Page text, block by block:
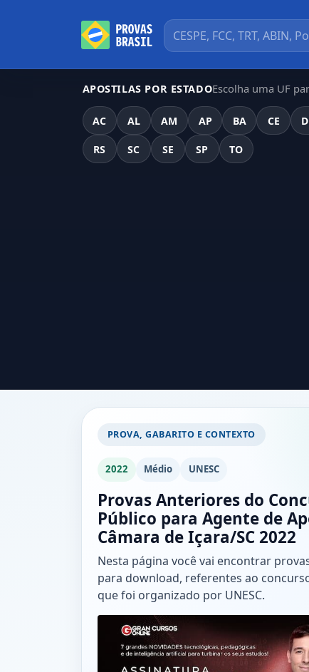
APOSTILAS POR ESTADOEscolha uma UF
AC AL AM AP BA CE
RS SC SE SP TO
PROVA, GABARITO E CONTEXTO
2022 Médio UNESC
Provas Anteriores do
Público para Agente de
Câmara de Içara/SC 2022
Nesta página você vai encontrar
para download, referentes ao
que foi organizado por UNESC.